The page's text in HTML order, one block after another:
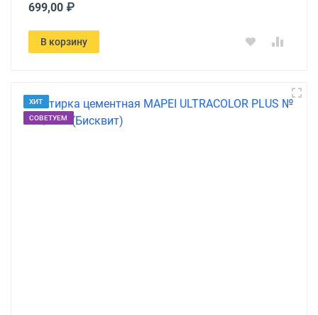
699,00 ₽
В корзину
ХИТ
СОВЕТУЕМ